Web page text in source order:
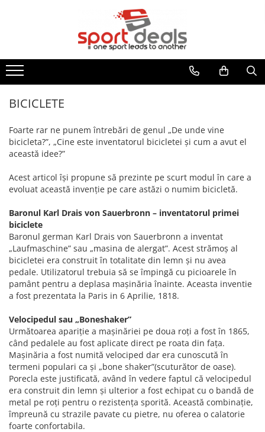
BICICLETE MOUNTAIN BIKE
BICICLETE MTB-HT
BICICLETE MTB-FS
FAT BIKE
BICICLETE BMX/DIRT
BICICLETE PLIABILE
BICICLETE COPII
24" (varsta peste 10 ani)
20" (varsta 7-10 ani)
18" (varsta 5-7 ani)
16" (varsta 4-6 ani)
14" (varsta 3-5 ani)
12" (varsta 2-4 ani)
BALANCE BIKE (varsta 2-3 ani)
ACCESORII/COMPONENTE
ACCESORII BICICLETE
ACCESORII TELEFON
DEGRESANTI
APARATORI NOROI
BIDONASE/SUPORTI
CICLOCOMPUTERE/CEASURI/GPS
CRICURI
ROTI AJUTATOARE
LUMINI
POMPE
PORTBAGAJE / COSURI
SCULE DEPANARE
SONERII
ALTE ACCESORII
SCAUNE COPII
COMPONENTE
ANVELOPE SI CAMERE
CADRE SI PIESE
DIRECTIE
FRANE
FURCI SI AMORTIZOARE
ECHIPAMENT CICLISM
CASTI CICLISM
GENTI/COBURI/ BORSETE
BORSETE
RUCSACI
COSTUME TRIATLON
BLUZE
JACHETE
PANTALONI
TRICOURI
VESTE
HANORACE
INCALTAMINTE
PANTOFI CASUAL
PANTOFI CICLISM
MANUSI
OCHELARI
LENTILE
OCHELARI CASUAL
OCHELARI CICLISM
BENZI DE ALERGARE
BICICLETE FITNESS
APARATE MULTIFUNCTIONALE
SIMULATOARE VASLIT
GANTERE/BARE/DISCURI
BARE GREUTATI
BARE TRACTIUNI
GANTERE
GREUTATI INCHEIETURI
KETTLEBELL
ACCESORII FITNESS
PROSOAPE FITNESS/YOGA
BANDAJE/PROTECTII/RECUPERARE
FLEXORI
SALTELE/COVOARE/PAVAJE
SPORT FIT
MASAJ
ARTICOLE INOT
ACCESORII
CASTI INOT
COSTUME DE BAIE
PAPUCI
OCHELARI INOT
PLUTE INOT
VESTE INOT
SPORTURI DE IARNA
TRAMBULINE
OUTDOOR
MOBILITATE URBANA
TROTINETE ELECTRICE
TROTINETE
ACCESORII TROTINETE
CAMERE TROTINETE
PIESE TROTINETE
BICICLETE
Foarte rar ne punem întrebări de genul „De unde vine
bicicleta?”, „Cine este inventatorul bicicletei şi cum a avut el
această idee?”
Acest articol îşi propune să prezinte pe scurt modul în care a
evoluat această invenţie pe care astăzi o numim bicicletă.
Baronul Karl Drais von Sauerbronn – inventatorul primei
biciclete
Baronul german Karl Drais von Sauerbronn a inventat
„Laufmaschine” sau „masina de alergat”. Acest strămoş al
bicicletei era construit în totalitate din lemn şi nu avea
pedale. Utilizatorul trebuia să se împingă cu picioarele în
pamânt pentru a deplasa maşinăria înainte. Aceasta inventie
a fost prezentata la Paris in 6 Aprilie, 1818.
Velocipedul sau „Boneshaker”
Următoarea apariţie a maşinăriei pe doua roţi a fost în 1865,
când pedalele au fost aplicate direct pe roata din faţa.
Maşinăria a fost numită velociped dar era cunoscută în
termeni populari ca şi „bone shaker”(scuturător de oase).
Porecla este justificată, având în vedere faptul că velocipedul
era construit din lemn şi ulterior a fost echipat cu o bandă de
metal pe roţi pentru o rezistenţa sporită. Această combinaţie,
împreună cu strazile pavate cu pietre, nu oferea o calatorie
foarte confortabila.